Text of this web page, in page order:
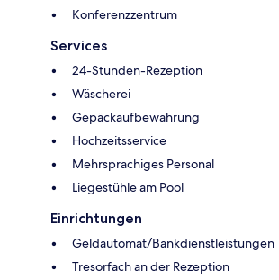
Konferenzzentrum
Services
24-Stunden-Rezeption
Wäscherei
Gepäckaufbewahrung
Hochzeitsservice
Mehrsprachiges Personal
Liegestühle am Pool
Einrichtungen
Geldautomat/Bankdienstleistungen
Tresorfach an der Rezeption